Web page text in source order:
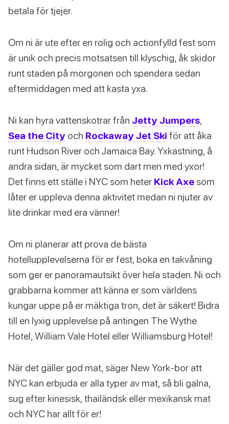
betala för tjejer.
Om ni är ute efter en rolig och actionfylld fest som
är unik och precis motsatsen till klyschig, åk skidor
runt staden på morgonen och spendera sedan
eftermiddagen med att kasta yxa.
Ni kan hyra vattenskotrar från Jetty Jumpers,
Sea the City och Rockaway Jet Ski för att åka
runt Hudson River och Jamaica Bay. Yxkastning, å
andra sidan, är mycket som dart men med yxor!
Det finns ett ställe i NYC som heter Kick Axe som
låter er uppleva denna aktivitet medan ni njuter av
lite drinkar med era vänner!
Om ni planerar att prova de bästa
hotellupplevelserna för er fest, boka en takvåning
som ger er panoramautsikt över hela staden. Ni och
grabbarna kommer att känna er som världens
kungar uppe på er mäktiga tron, det är säkert! Bidra
till en lyxig upplevelse på antingen The Wythe
Hotel, William Vale Hotel eller Williamsburg Hotel!
När det gäller god mat, säger New York-bor att
NYC kan erbjuda er alla typer av mat, så bli galna,
sug efter kinesisk, thailändsk eller mexikansk mat
och NYC har allt för er!